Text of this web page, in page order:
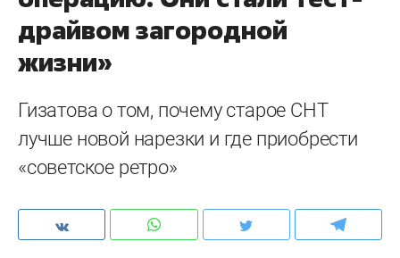
драйвом загородной
жизни»
Гизатова о том, почему старое СНТ
лучше новой нарезки и где приобрести
«советское ретро»